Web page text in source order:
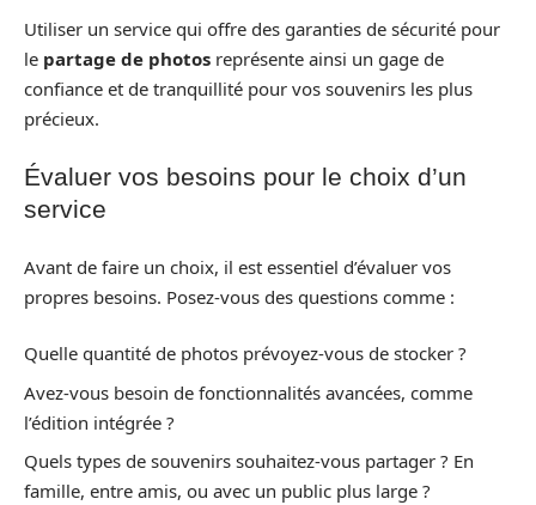
Utiliser un service qui offre des garanties de sécurité pour
le partage de photos représente ainsi un gage de
confiance et de tranquillité pour vos souvenirs les plus
précieux.
Évaluer vos besoins pour le choix d’un
service
Avant de faire un choix, il est essentiel d’évaluer vos
propres besoins. Posez-vous des questions comme :
Quelle quantité de photos prévoyez-vous de stocker ?
Avez-vous besoin de fonctionnalités avancées, comme
l’édition intégrée ?
Quels types de souvenirs souhaitez-vous partager ? En
famille, entre amis, ou avec un public plus large ?